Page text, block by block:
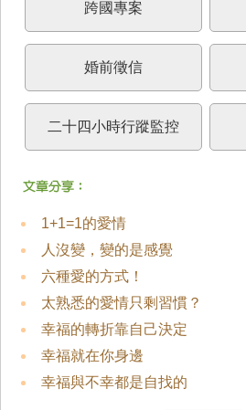
跨國專案
婚前徵信
二十四小時行蹤監控
1+1=1的愛情
人沒變，變的是感覺
六種愛的方式！
太熟悉的愛情只剩習慣？
幸福的轉折靠自己決定
幸福就在你身邊
幸福與不幸都是自找的